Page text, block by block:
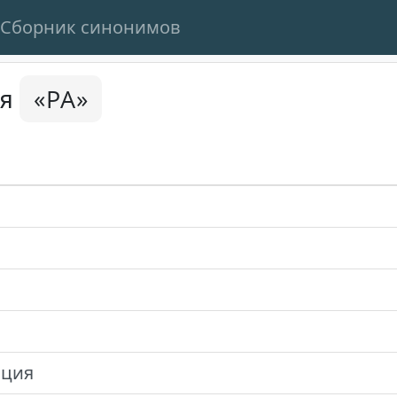
Сборник синонимов
«РА»